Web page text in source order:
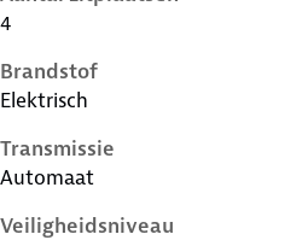
4
Brandstof
Elektrisch
Transmissie
Automaat
Veiligheidsniveau